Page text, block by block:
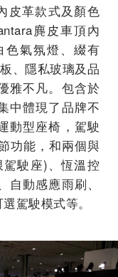
皮革款式及顏色
麂皮車頂內
色氣氛燈、綴有
、隱私玻璃及品
雅不凡。包含於
中體現了品牌不
動型座椅，駕駛
功能，和兩個與
駛座)、恆溫控
動感應雨刷、
駕駛模式等。